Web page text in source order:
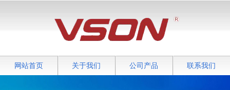
网站首页 关于我们 公司产品 联系我们